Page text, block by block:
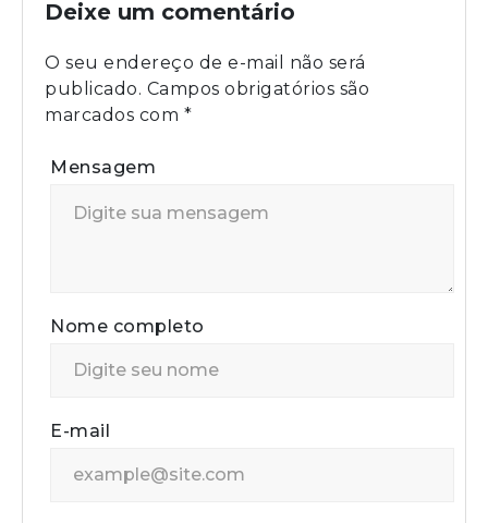
Deixe um comentário
O seu endereço de e-mail não será
publicado. Campos obrigatórios são
marcados com *
Mensagem
Nome completo
E-mail